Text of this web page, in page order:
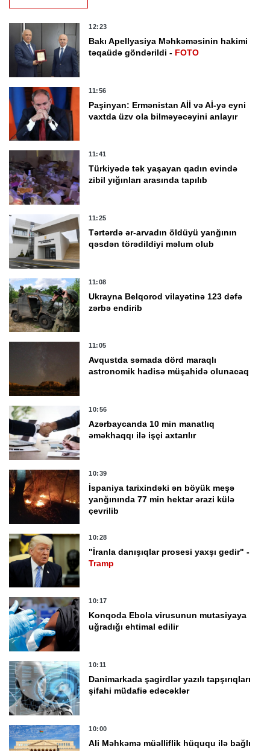
12:23
Bakı Apellyasiya Məhkəməsinin hakimi
təqaüdə göndərildi - FOTO
11:56
Paşinyan: Ermənistan Aİİ və Aİ-yə eyni
vaxtda üzv ola bilməyəcəyini anlayır
11:41
Türkiyədə tək yaşayan qadın evində
zibil yığınları arasında tapılıb
11:25
Tərtərdə ər-arvadın öldüyü yanğının
qəsdən törədildiyi məlum olub
11:08
Ukrayna Belqorod vilayətinə 123 dəfə
zərbə endirib
11:05
Avqustda səmada dörd maraqlı
astronomik hadisə müşahidə olunacaq
10:56
Azərbaycanda 10 min manatlıq
əməkhaqqı ilə işçi axtarılır
10:39
İspaniya tarixindəki ən böyük meşə
yanğınında 77 min hektar ərazi külə
çevrilib
10:28
"İranla danışıqlar prosesi yaxşı gedir" -
Tramp
10:17
Konqoda Ebola virusunun mutasiyaya
uğradığı ehtimal edilir
10:11
Danimarkada şagirdlər yazılı tapşırıqları
şifahi müdafiə edəcəklər
10:00
Ali Məhkəmə müəlliflik hüququ ilə bağlı